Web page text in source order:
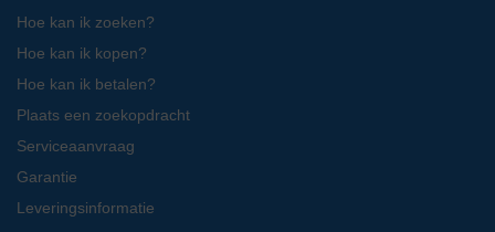
Hoe kan ik zoeken?
Hoe kan ik kopen?
Hoe kan ik betalen?
Plaats een zoekopdracht
Serviceaanvraag
Garantie
Leveringsinformatie